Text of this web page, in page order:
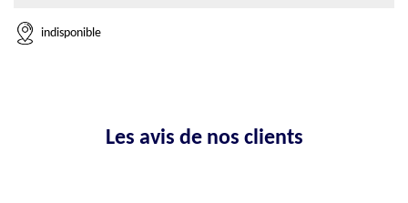
indisponible
Les avis de nos clients